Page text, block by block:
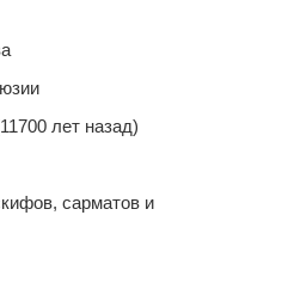
лет назад)
сарматов и